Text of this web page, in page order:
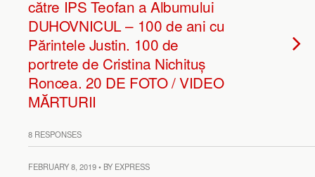
către IPS Teofan a Albumului
DUHOVNICUL – 100 de ani cu
Părintele Justin. 100 de
portrete de Cristina Nichituș
Roncea. 20 DE FOTO / VIDEO
MĂRTURII
8 RESPONSES
FEBRUARY 8, 2019 • BY EXPRESS